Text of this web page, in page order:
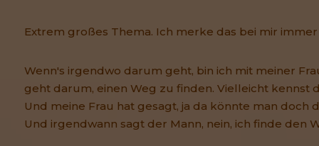
Extrem großes Thema. Ich merke das bei mir immer
Wenn's irgendwo darum geht, bin ich mit meiner
geht darum, einen Weg zu finden. Vielleicht kennst
Und meine Frau hat gesagt, ja da könnte man doch
Und irgendwann sagt der Mann, nein, ich finde den